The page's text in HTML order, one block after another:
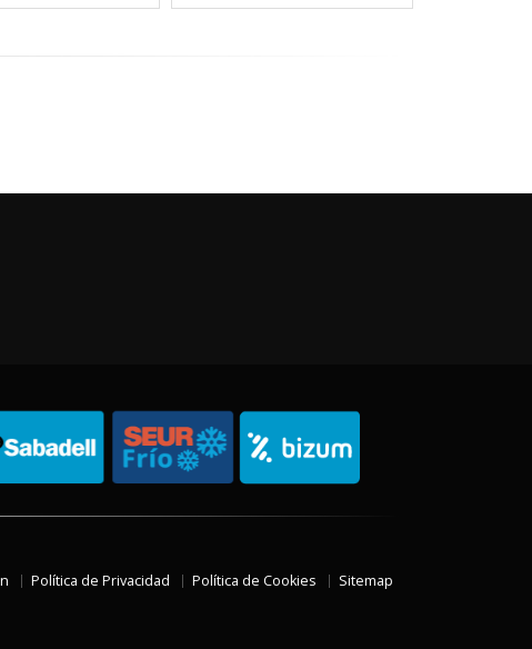
Política de Privacidad Política de Cookies Sitemap